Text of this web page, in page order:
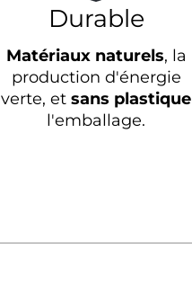
Durable
Matériaux naturels, la
production d'énergie
verte, et sans plastique
l'emballage.